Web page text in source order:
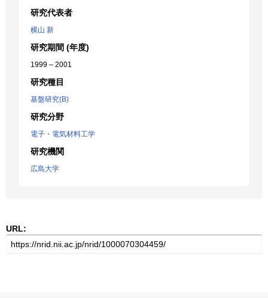
研究代表者
横山 新
研究期間 (年度)
1999 – 2001
研究種目
基盤研究(B)
研究分野
電子・電気材料工学
研究機関
広島大学
URL: